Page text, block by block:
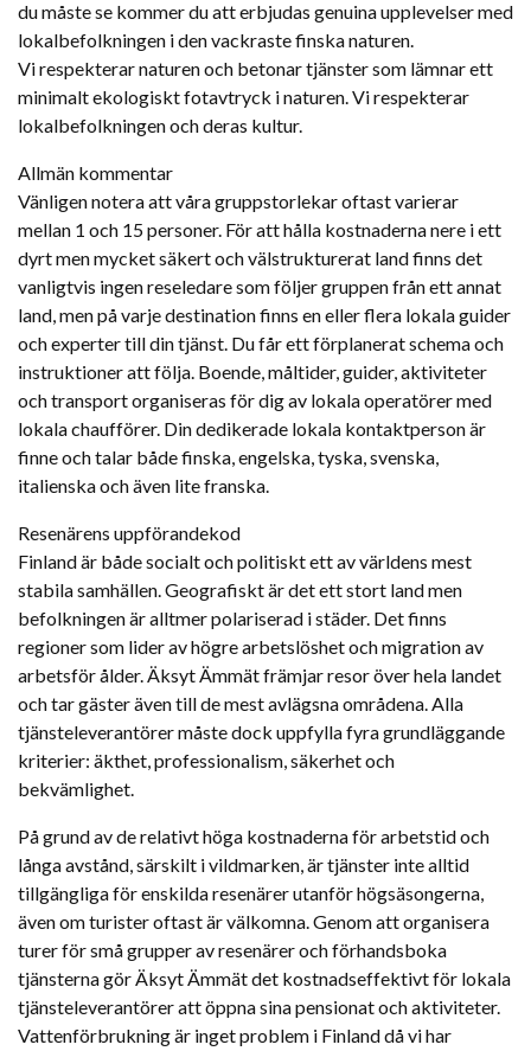
du måste se kommer du att erbjudas genuina upplevelser med
lokalbefolkningen i den vackraste finska naturen.
Vi respekterar naturen och betonar tjänster som lämnar ett
minimalt ekologiskt fotavtryck i naturen. Vi respekterar
lokalbefolkningen och deras kultur.
Allmän kommentar
Vänligen notera att våra gruppstorlekar oftast varierar
mellan 1 och 15 personer. För att hålla kostnaderna nere i ett
dyrt men mycket säkert och välstrukturerat land finns det
vanligtvis ingen reseledare som följer gruppen från ett annat
land, men på varje destination finns en eller flera lokala guider
och experter till din tjänst. Du får ett förplanerat schema och
instruktioner att följa. Boende, måltider, guider, aktiviteter
och transport organiseras för dig av lokala operatörer med
lokala chaufförer. Din dedikerade lokala kontaktperson är
finne och talar både finska, engelska, tyska, svenska,
italienska och även lite franska.
Resenärens uppförandekod
Finland är både socialt och politiskt ett av världens mest
stabila samhällen. Geografiskt är det ett stort land men
befolkningen är alltmer polariserad i städer. Det finns
regioner som lider av högre arbetslöshet och migration av
arbetsför ålder. Äksyt Ämmät främjar resor över hela landet
och tar gäster även till de mest avlägsna områdena. Alla
tjänsteleverantörer måste dock uppfylla fyra grundläggande
kriterier: äkthet, professionalism, säkerhet och
bekvämlighet.
På grund av de relativt höga kostnaderna för arbetstid och
långa avstånd, särskilt i vildmarken, är tjänster inte alltid
tillgängliga för enskilda resenärer utanför högsäsongerna,
även om turister oftast är välkomna. Genom att organisera
turer för små grupper av resenärer och förhandsboka
tjänsterna gör Äksyt Ämmät det kostnadseffektivt för lokala
tjänsteleverantörer att öppna sina pensionat och aktiviteter.
Vattenförbrukning är inget problem i Finland då vi har